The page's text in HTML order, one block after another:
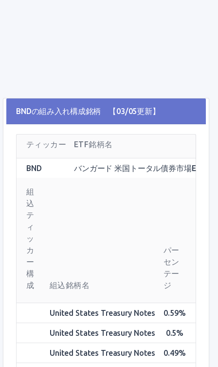
BNDの組み入れ構成銘柄 【03/05更新】
ティッカー ETF銘柄名
BND バンガード 米国トータル債券市場ETF
組
込
テ
ィ
ッ
カ
ー
構
成
組込銘柄名
パー
セン
テー
ジ
United States Treasury Notes 0.59%
United States Treasury Notes 0.5%
United States Treasury Notes 0.49%